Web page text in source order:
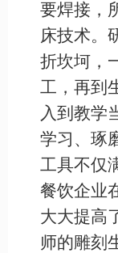
要焊接，
床技术。
折坎坷，
工，再到
入到教学
学习、琢
工具不仅
餐饮企业
大大提高
师的雕刻